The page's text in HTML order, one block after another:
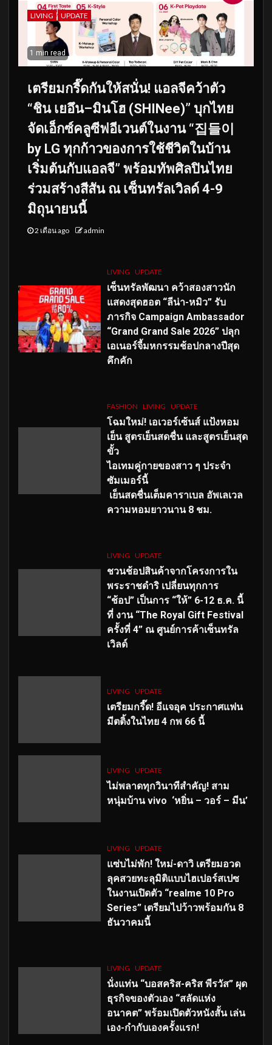
LIVING UPDATE
1 min read
เตรียมกรี๊ดกันให้สนั่น! แอลจีคว้าตัว
“ชิน เยอึน–มินโฮ (SHINee)” บุกไทย
จัดเอ็กซ์คลูซีฟอีเวนต์ในงาน “집들이
by LG ทุกก้าวของการใช้ชีวิตในบ้าน
เริ่มต้นกับแอลจี” พร้อมทัพศิลปินไทย
ร่วมสร้างสีสัน ณ เซ็นทรัลเวิลด์ 4-9
มิถุนายนนี้
2 เดือน ago admin
LIVING UPDATE
เซ็นทรัลพัฒนา คว้าสองสาวนัก
แสดงสุดฮอต “ลีน่า-หมิว” รับ
ภารกิจ Campaign Ambassador
“Grand Grand Sale 2026” ปลุก
เอเนอร์จี้มหกรรมช้อปกลางปีสุด
คึกคัก
FASHION LIVING UPDATE
โฉมใหม่! เอเวอร์เซ้นส์ แป้งหอม
เย็น สูตรเย็นสดชื่น และสูตรเย็นสุด
ขั้ว
ไอเทมคู่กายของสาว ๆ ประจำ
ซัมเมอร์นี้
เย็นสดชื่นเต็มคาราเบล อัพเลเวล
ความหอมยาวนาน 8 ชม.
LIVING UPDATE
ชวนช้อปสินค้าจากโครงการใน
พระราชดำริ เปลี่ยนทุกการ
“ช้อป” เป็นการ “ให้” 6-12 ธ.ค. นี้
ที่ งาน “The Royal Gift Festival
ครั้งที่ 4” ณ ศูนย์การค้าเซ็นทรัล
เวิลด์
LIVING UPDATE
เตรียมกรี๊ด! อีแจอุค ประกาศแฟน
มีตติ้งในไทย 4 กพ 66 นี้
LIVING UPDATE
ไม่พลาดทุกวินาทีสำคัญ! สาม
หนุ่มบ้าน vivo ‘หยิ่น – วอร์ – มีน’
LIVING UPDATE
แซ่บไม่พัก! ใหม่-ดาวิ เตรียมอวด
ลุคสวยทะลุมิติแบบไฮเปอร์สเปซ
ในงานเปิดตัว “realme 10 Pro
Series” เตรียมไปว้าวพร้อมกัน 8
ธันวาคมนี้
LIVING UPDATE
นั่งแท่น “บอสคริส-คริส พีรวัส” ผุด
ธุรกิจของตัวเอง “สลัดแห่ง
อนาคต” พร้อมเปิดตัวหนังสั้น เล่น
เอง-กำกับเองครั้งแรก!